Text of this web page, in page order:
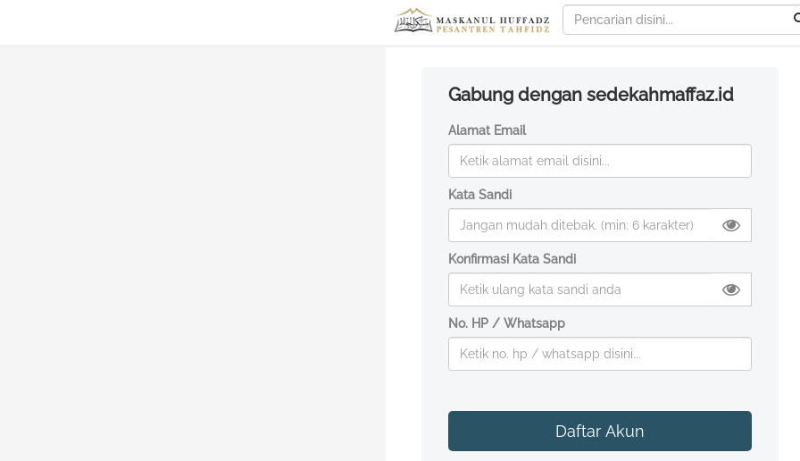
Gabung dengan sedekahmaffaz.id
Alamat Email
Kata Sandi
Konfirmasi Kata Sandi
No. HP / Whatsapp
Daftar Akun